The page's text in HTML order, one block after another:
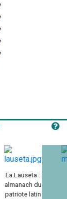
La Lauseta :
almanach du
patriote latin